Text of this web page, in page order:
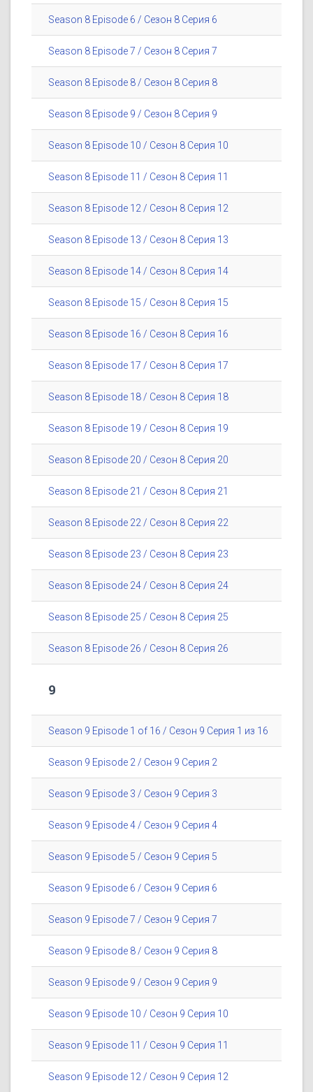
Season 8 Episode 6 / Сезон 8 Серия 6
Season 8 Episode 7 / Сезон 8 Серия 7
Season 8 Episode 8 / Сезон 8 Серия 8
Season 8 Episode 9 / Сезон 8 Серия 9
Season 8 Episode 10 / Сезон 8 Серия 10
Season 8 Episode 11 / Сезон 8 Серия 11
Season 8 Episode 12 / Сезон 8 Серия 12
Season 8 Episode 13 / Сезон 8 Серия 13
Season 8 Episode 14 / Сезон 8 Серия 14
Season 8 Episode 15 / Сезон 8 Серия 15
Season 8 Episode 16 / Сезон 8 Серия 16
Season 8 Episode 17 / Сезон 8 Серия 17
Season 8 Episode 18 / Сезон 8 Серия 18
Season 8 Episode 19 / Сезон 8 Серия 19
Season 8 Episode 20 / Сезон 8 Серия 20
Season 8 Episode 21 / Сезон 8 Серия 21
Season 8 Episode 22 / Сезон 8 Серия 22
Season 8 Episode 23 / Сезон 8 Серия 23
Season 8 Episode 24 / Сезон 8 Серия 24
Season 8 Episode 25 / Сезон 8 Серия 25
Season 8 Episode 26 / Сезон 8 Серия 26
9
Season 9 Episode 1 of 16 / Сезон 9 Серия 1 из 16
Season 9 Episode 2 / Сезон 9 Серия 2
Season 9 Episode 3 / Сезон 9 Серия 3
Season 9 Episode 4 / Сезон 9 Серия 4
Season 9 Episode 5 / Сезон 9 Серия 5
Season 9 Episode 6 / Сезон 9 Серия 6
Season 9 Episode 7 / Сезон 9 Серия 7
Season 9 Episode 8 / Сезон 9 Серия 8
Season 9 Episode 9 / Сезон 9 Серия 9
Season 9 Episode 10 / Сезон 9 Серия 10
Season 9 Episode 11 / Сезон 9 Серия 11
Season 9 Episode 12 / Сезон 9 Серия 12